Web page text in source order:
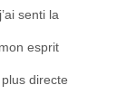
senti la
esprit
directe